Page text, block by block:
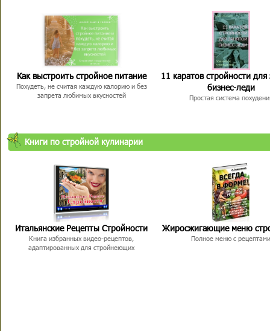
Как выстроить стройное питание
Похудеть, не считая каждую калорию и без
запрета любимых вкусностей
11 каратов стройности для
бизнес-леди
Простая система
Книги по стройной кулинарии
Итальянские Рецепты Стройности
Книга избранных видео-рецептов,
адаптированных для стройнеющих
Жиросжигающие меню
Полное меню с рецептами